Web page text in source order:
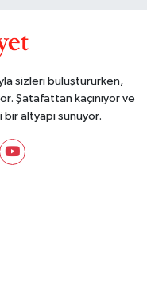
sizleri buluştururken,
Şatafattan kaçınıyor ve
altyapı sunuyor.